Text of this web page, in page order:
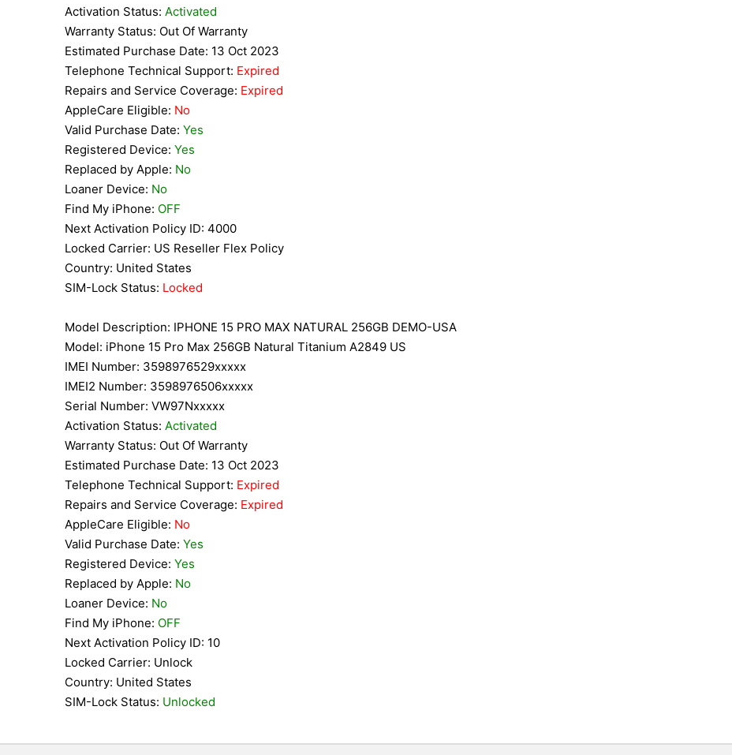
Activation Status: Activated
Warranty Status: Out Of Warranty
Estimated Purchase Date: 13 Oct 2023
Telephone Technical Support: Expired
Repairs and Service Coverage: Expired
AppleCare Eligible: No
Valid Purchase Date: Yes
Registered Device: Yes
Replaced by Apple: No
Loaner Device: No
Find My iPhone: OFF
Next Activation Policy ID: 4000
Locked Carrier: US Reseller Flex Policy
Country: United States
SIM-Lock Status: Locked
Model Description: IPHONE 15 PRO MAX NATURAL 256GB DEMO-USA
Model: iPhone 15 Pro Max 256GB Natural Titanium A2849 US
IMEI Number: 3598976529xxxxx
IMEI2 Number: 3598976506xxxxx
Serial Number: VW97Nxxxxx
Activation Status: Activated
Warranty Status: Out Of Warranty
Estimated Purchase Date: 13 Oct 2023
Telephone Technical Support: Expired
Repairs and Service Coverage: Expired
AppleCare Eligible: No
Valid Purchase Date: Yes
Registered Device: Yes
Replaced by Apple: No
Loaner Device: No
Find My iPhone: OFF
Next Activation Policy ID: 10
Locked Carrier: Unlock
Country: United States
SIM-Lock Status: Unlocked